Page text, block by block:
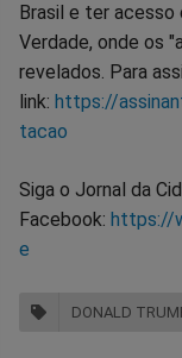
Brasil e ter
Verdade, onde os
revelados. Para
link: https://
tacao
Siga o Jornal da
Facebook: https://
e
DONALD